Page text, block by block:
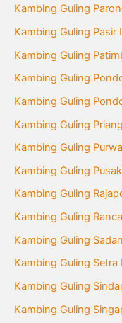
Kambing Guling
Kambing Guling Pasir
Kambing Guling
Kambing Guling
Kambing Guling
Kambing Guling
Kambing Guling
Kambing Guling
Kambing Guling
Kambing Guling
Kambing Guling
Kambing Guling Setra
Kambing Guling
Kambing Guling